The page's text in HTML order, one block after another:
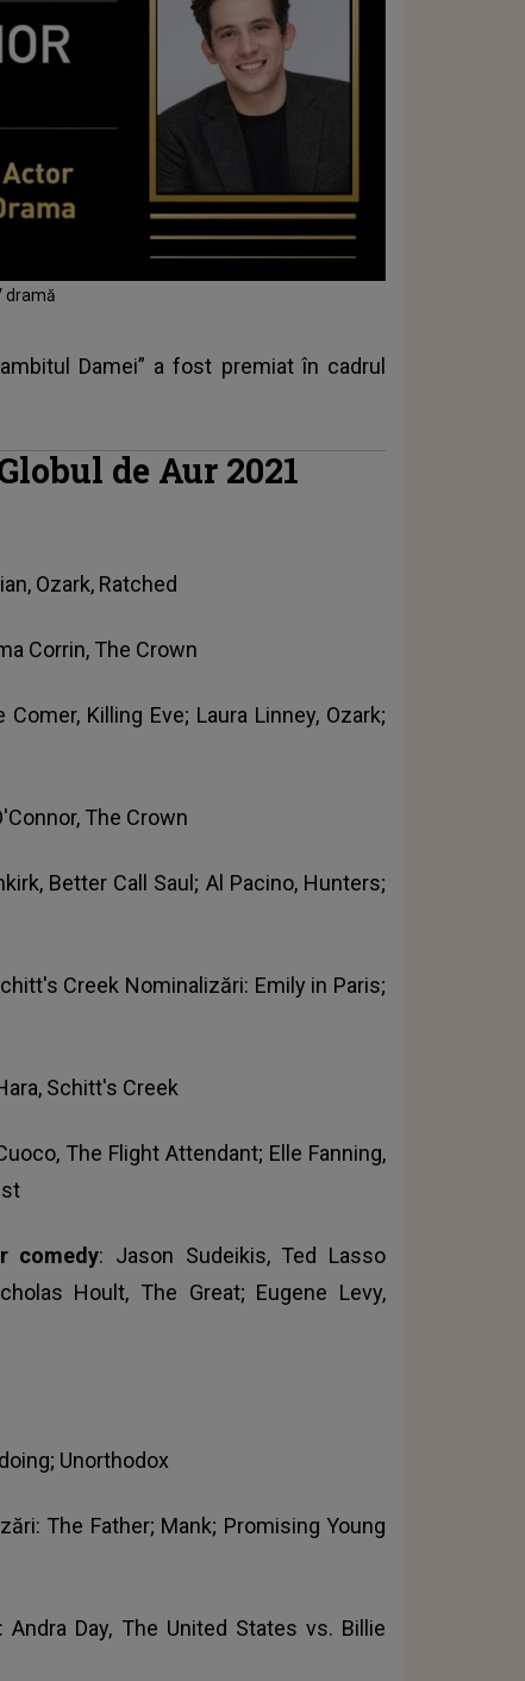
dramă
Damei” a fost premiat în cadrul
de Aur 2021
Ozark, Ratched
Corrin, The Crown
Killing Eve; Laura Linney, Ozark;
The Crown
Better Call Saul; Al Pacino, Hunters;
Creek Nominalizări: Emily in Paris;
Schitt's Creek
The Flight Attendant; Elle Fanning,
comedy: Jason Sudeikis, Ted Lasso
Hoult, The Great; Eugene Levy,
Unorthodox
The Father; Mank; Promising Young
: Andra Day, The United States vs. Billie